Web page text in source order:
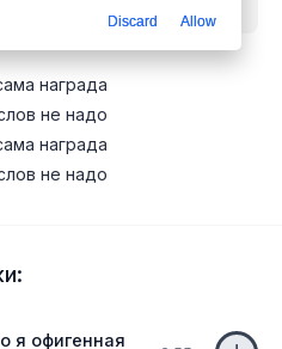
награда
не надо
награда
не надо
я офигенная
Discard Allow